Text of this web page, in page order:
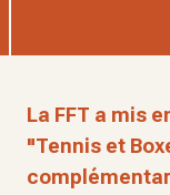
La FFT a mis
"Tennis et